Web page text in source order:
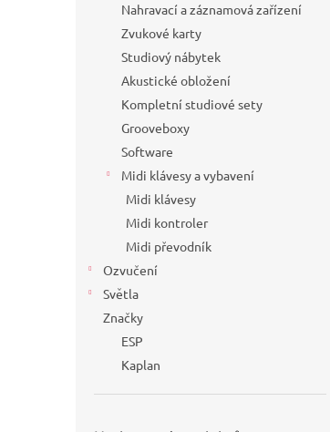
Nahravací a záznamová zařízení
Zvukové karty
Studiový nábytek
Akustické obložení
Kompletní studiové sety
Grooveboxy
Software
Midi klávesy a vybavení
Midi klávesy
Midi kontroler
Midi převodník
Ozvučení
Světla
Značky
ESP
Kaplan